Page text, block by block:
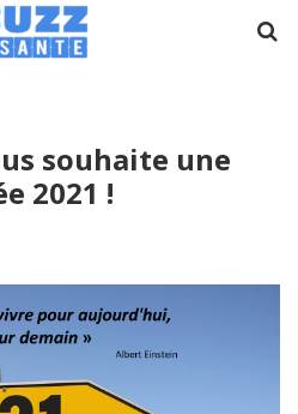
souhaite une
2021 !